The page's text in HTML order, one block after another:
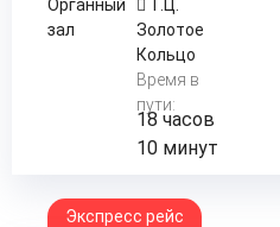
Органный
зал
Т.Ц.
Золотое
Кольцо
Время в
пути:
18 часов
10 минут
Экспресс рейс